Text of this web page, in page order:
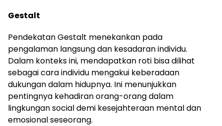
Gestalt
Pendekatan Gestalt menekankan pada
pengalaman langsung dan kesadaran individu.
Dalam konteks ini, mendapatkan roti bisa dilihat
sebagai cara individu mengakui keberadaan
dukungan dalam hidupnya. Ini menunjukkan
pentingnya kehadiran orang-orang dalam
lingkungan social demi kesejahteraan mental dan
emosional seseorang.